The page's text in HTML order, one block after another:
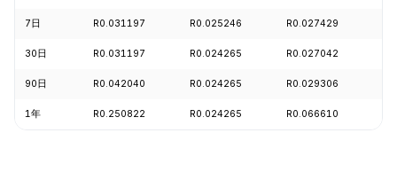
7日 R0.031197 R0.025246 R0.027429
30日 R0.031197 R0.024265 R0.027042
90日 R0.042040 R0.024265 R0.029306
1年 R0.250822 R0.024265 R0.066610